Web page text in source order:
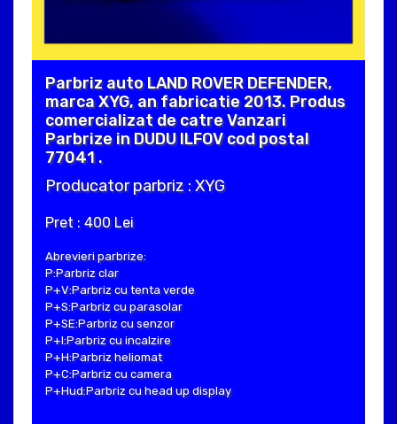
Parbriz auto LAND ROVER DEFENDER,
marca XYG, an fabricatie 2013. Produs
comercializat de catre Vanzari
Parbrize in DUDU ILFOV cod postal
77041 .
Producator parbriz : XYG
Pret : 400 Lei
Abrevieri parbrize:
P:Parbriz clar
P+V:Parbriz cu tenta verde
P+S:Parbriz cu parasolar
P+SE:Parbriz cu senzor
P+I:Parbriz cu incalzire
P+H:Parbriz heliomat
P+C:Parbriz cu camera
P+Hud:Parbriz cu head up display